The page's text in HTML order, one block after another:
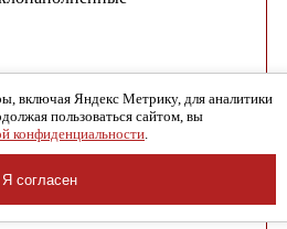
включая Яндекс Метрику, для аналитики
пользоваться сайтом, вы
конфиденциальности.
Я согласен